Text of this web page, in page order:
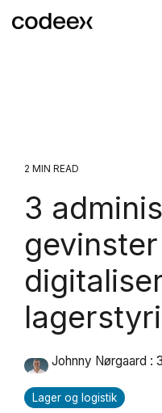
to
2 MIN READ
3
Johnny Nørgaard :
Lager og logistik